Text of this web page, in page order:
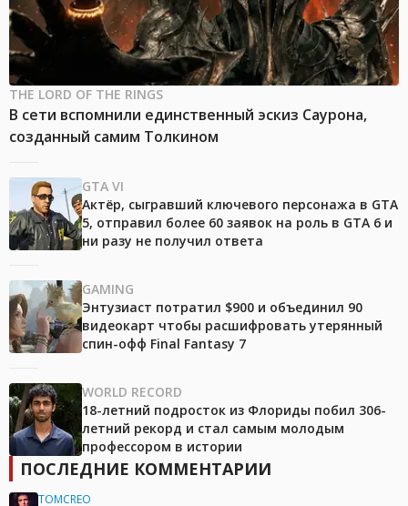
THE LORD OF THE RINGS
В сети вспомнили единственный эскиз Саурона,
созданный самим Толкином
GTA VI
Актёр, сыгравший ключевого персонажа в GTA
5, отправил более 60 заявок на роль в GTA 6 и
ни разу не получил ответа
GAMING
Энтузиаст потратил $900 и объединил 90
видеокарт чтобы расшифровать утерянный
спин-офф Final Fantasy 7
WORLD RECORD
18-летний подросток из Флориды побил 306-
летний рекорд и стал самым молодым
профессором в истории
ПОСЛЕДНИЕ КОММЕНТАРИИ
TOMCREO